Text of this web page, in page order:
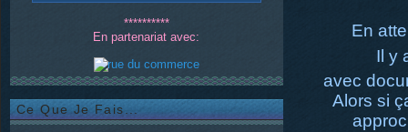
**********
En partenariat avec:
Ce Que Je Fais...
En
Il y
avec
Alors si